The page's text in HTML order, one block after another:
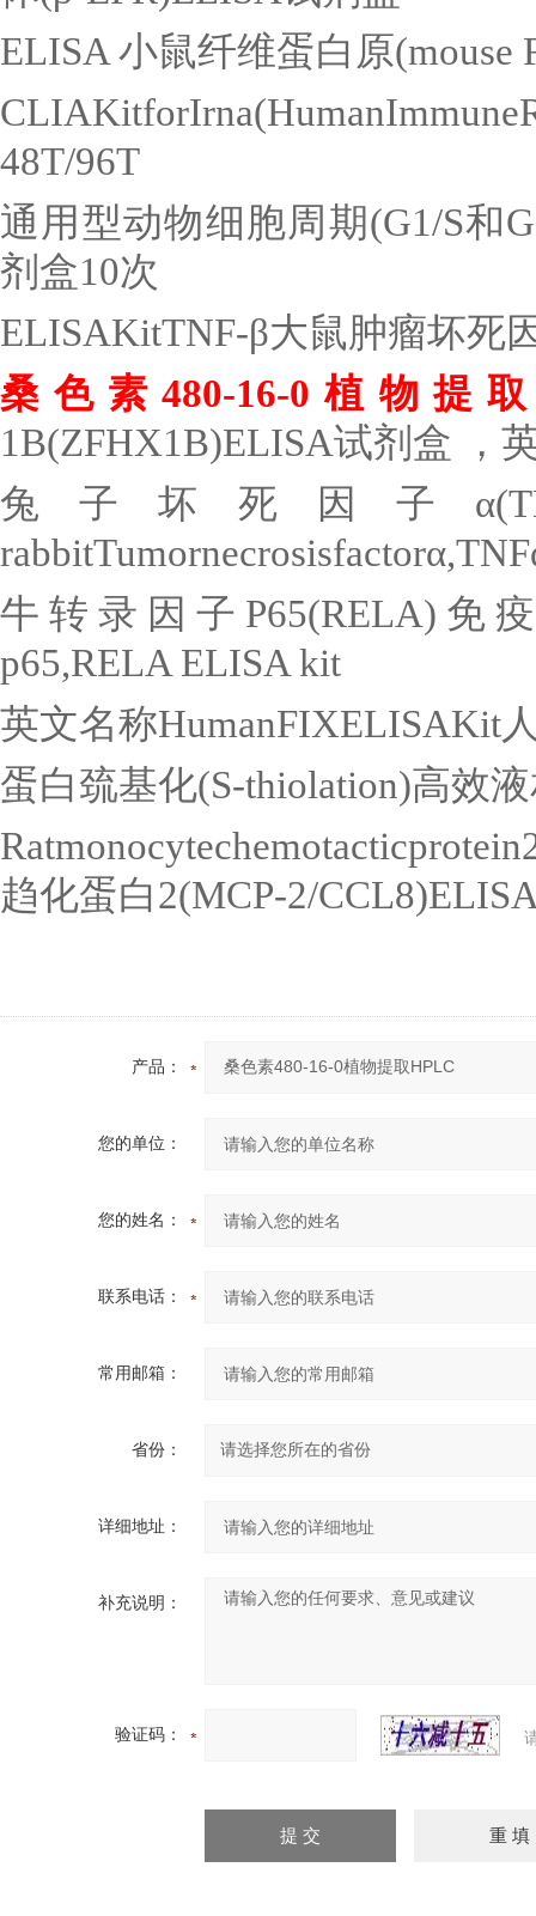
ELISA 小鼠纤维蛋白原(mouse
48T/96T
通用型动物细胞周期(G1/S和
剂盒10次
ELISAKitTNF-β大鼠肿瘤坏死
桑色素480-16-0 植物提
1B(ZFHX1B)ELISA试剂盒 ，
兔子坏死因子α
rabbitTumornecrosisfactorα,TNF
牛转录因子 P65(RELA) 免
p65,RELA ELISA kit
英文名称HumanFIXELISAKit
蛋白巯基化(S-thiolation)高效
趋化蛋白2(MCP-2/
产品：
您的单位：
您的姓名：
联系电话：
常用邮箱：
省份：
详细地址：
补充说明：
验证码：